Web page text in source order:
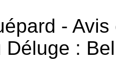
-
Déluge :